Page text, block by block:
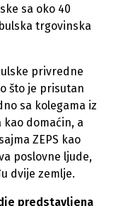
sa oko 40
trgovinska
privredne
što je prisutan
sa kolegama iz
kao domaćin, a
ZEPS kao
poslovne ljude,
dvije zemlje.
predstavljena